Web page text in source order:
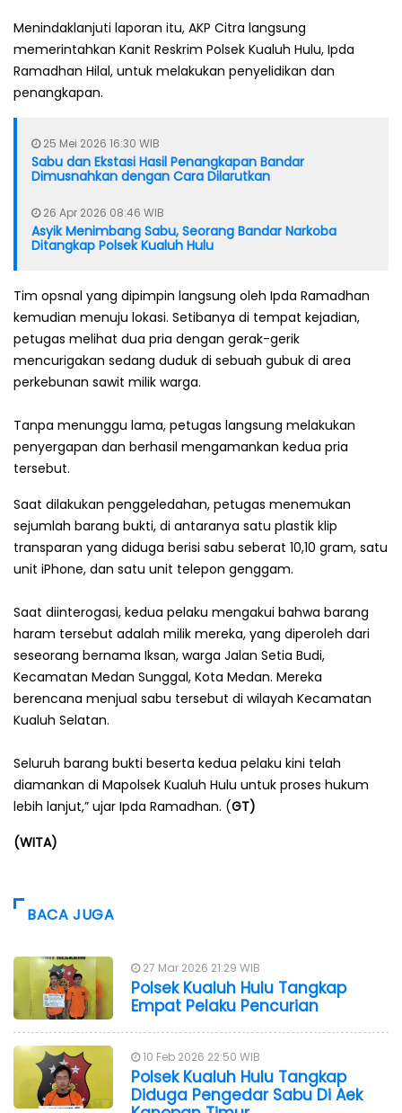
Menindaklanjuti laporan itu, AKP Citra langsung
memerintahkan Kanit Reskrim Polsek Kualuh Hulu, Ipda
Ramadhan Hilal, untuk melakukan penyelidikan dan
penangkapan.
25 Mei 2026 16:30 WIB
Sabu dan Ekstasi Hasil Penangkapan Bandar
Dimusnahkan dengan Cara Dilarutkan
26 Apr 2026 08:46 WIB
Asyik Menimbang Sabu, Seorang Bandar Narkoba
Ditangkap Polsek Kualuh Hulu
Tim opsnal yang dipimpin langsung oleh Ipda Ramadhan
kemudian menuju lokasi. Setibanya di tempat kejadian,
petugas melihat dua pria dengan gerak-gerik
mencurigakan sedang duduk di sebuah gubuk di area
perkebunan sawit milik warga.
Tanpa menunggu lama, petugas langsung melakukan
penyergapan dan berhasil mengamankan kedua pria
tersebut.
Saat dilakukan penggeledahan, petugas menemukan
sejumlah barang bukti, di antaranya satu plastik klip
transparan yang diduga berisi sabu seberat 10,10 gram, satu
unit iPhone, dan satu unit telepon genggam.
Saat diinterogasi, kedua pelaku mengakui bahwa barang
haram tersebut adalah milik mereka, yang diperoleh dari
seseorang bernama Iksan, warga Jalan Setia Budi,
Kecamatan Medan Sunggal, Kota Medan. Mereka
berencana menjual sabu tersebut di wilayah Kecamatan
Kualuh Selatan.
Seluruh barang bukti beserta kedua pelaku kini telah
diamankan di Mapolsek Kualuh Hulu untuk proses hukum
lebih lanjut,” ujar Ipda Ramadhan. (GT)
(WITA)
BACA JUGA
27 Mar 2026 21:29 WIB
Polsek Kualuh Hulu Tangkap
Empat Pelaku Pencurian
10 Feb 2026 22:50 WIB
Polsek Kualuh Hulu Tangkap
Diduga Pengedar Sabu Di Aek